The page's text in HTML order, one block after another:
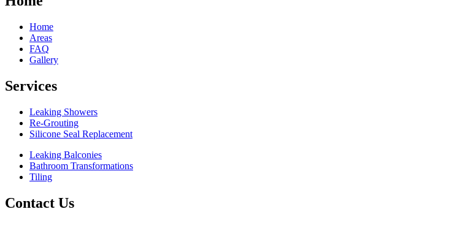
Home
Areas
FAQ
Gallery
Services
Leaking Showers
Re-Grouting
Silicone Seal Replacement
Leaking Balconies
Bathroom Transformations
Tiling
Contact Us